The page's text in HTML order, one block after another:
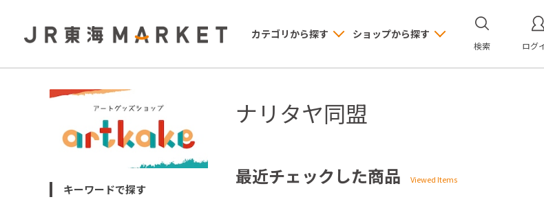
カテゴリから探す ショップから探す
検索 ログ
キーワードで探す
ナリタヤ同盟
最近チェックした商品